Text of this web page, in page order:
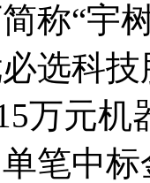
称“宇
选科
万元
笔中